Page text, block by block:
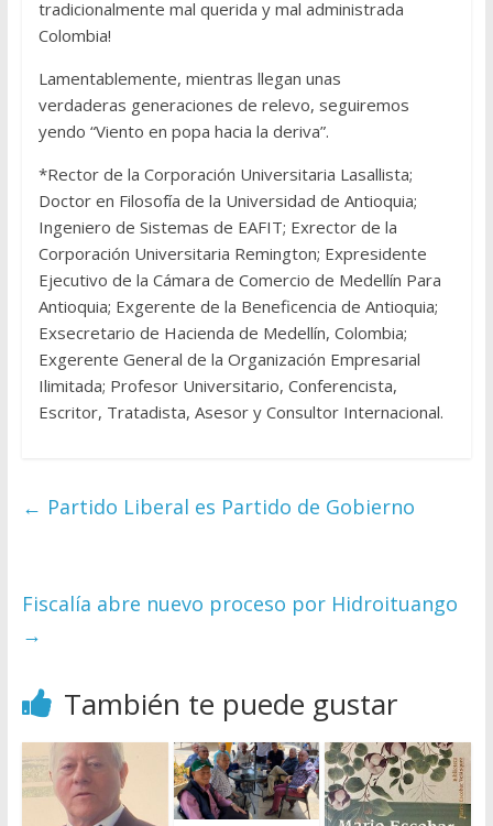
tradicionalmente mal querida y mal administrada
Colombia!
Lamentablemente, mientras llegan unas
verdaderas generaciones de relevo, seguiremos
yendo “Viento en popa hacia la deriva”.
*Rector de la Corporación Universitaria Lasallista;
Doctor en Filosofía de la Universidad de Antioquia;
Ingeniero de Sistemas de EAFIT; Exrector de la
Corporación Universitaria Remington; Expresidente
Ejecutivo de la Cámara de Comercio de Medellín Para
Antioquia; Exgerente de la Beneficencia de Antioquia;
Exsecretario de Hacienda de Medellín, Colombia;
Exgerente General de la Organización Empresarial
Ilimitada; Profesor Universitario, Conferencista,
Escritor, Tratadista, Asesor y Consultor Internacional.
← Partido Liberal es Partido de Gobierno
Fiscalía abre nuevo proceso por Hidroituango
→
También te puede gustar